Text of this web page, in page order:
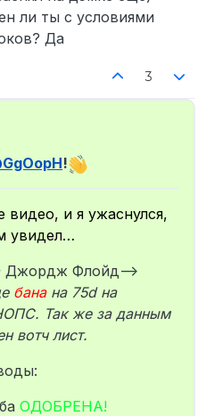
ли ты с условиями
Да
3
GgOopH!
и я ужаснулся,
увидел…
Джордж Флойд—>
банана 75d на
Так же за данным
вотч лист.
ОДОБРЕНА!